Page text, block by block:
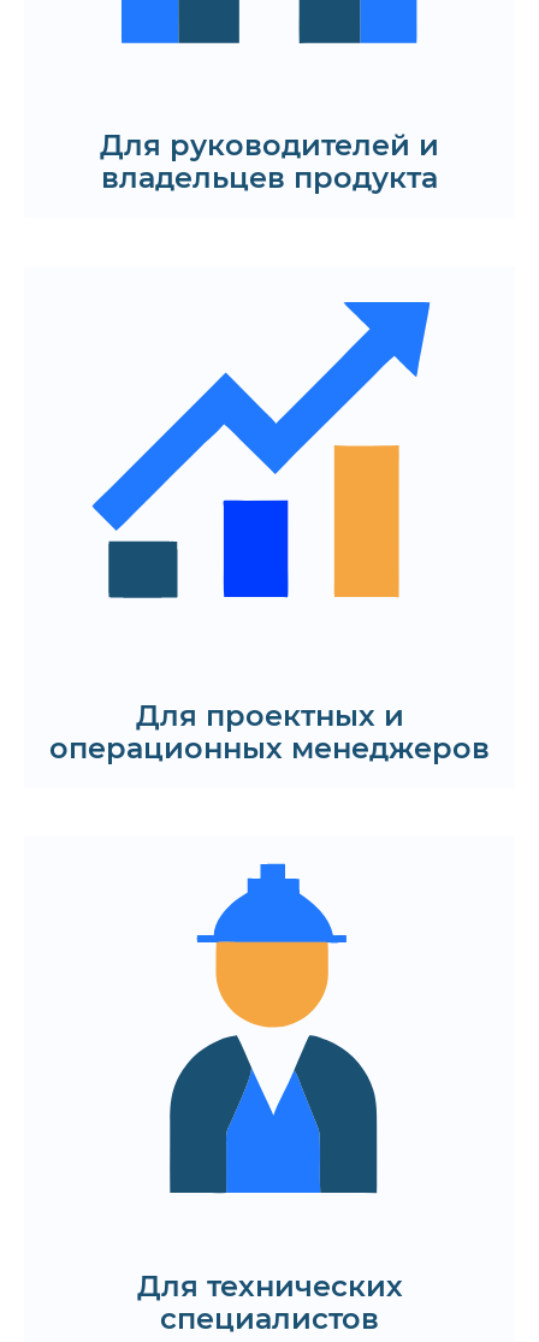
Для руководителей и
владельцев продукта
Получить КП
Для проектных и
операционных менеджеров
Быстрый запуск мобильного
приложения
Гибкая архитектура для развития и
обновлений на обеих платформах
Интеграция с внешними сервисами
и мобильной инфраструктурой
Узнайте, как создать
кроссплатформенное мобильное
Для технических
специалистов
Оптимальный стек и архитектура под
кросплатформенный проект
Контроль качества кода и
Предсказуемость сроков и гибкость
в обновлении функционала
Заказать мобильное приложение
для iOS и Android
Заказать демо